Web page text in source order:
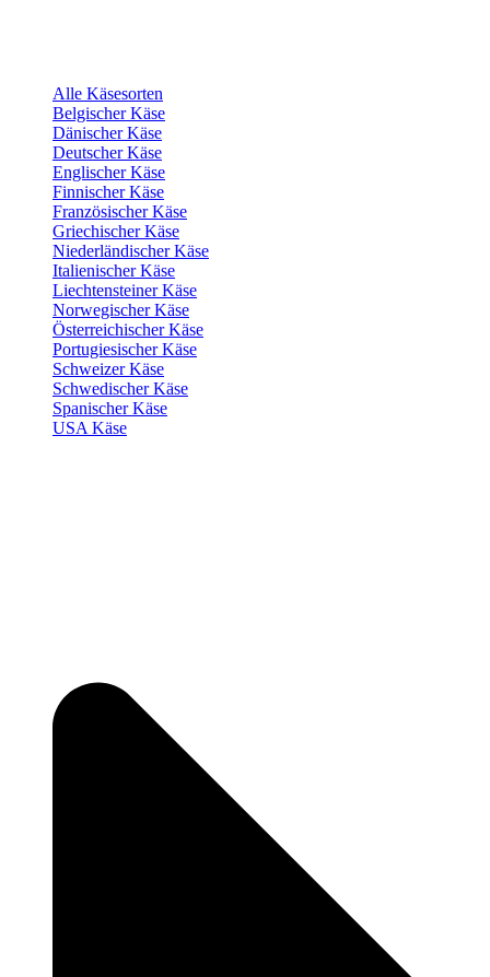
Alle Käsesorten
Belgischer Käse
Dänischer Käse
Deutscher Käse
Englischer Käse
Finnischer Käse
Französischer Käse
Griechischer Käse
Niederländischer Käse
Italienischer Käse
Liechtensteiner Käse
Norwegischer Käse
Österreichischer Käse
Portugiesischer Käse
Schweizer Käse
Schwedischer Käse
Spanischer Käse
USA Käse